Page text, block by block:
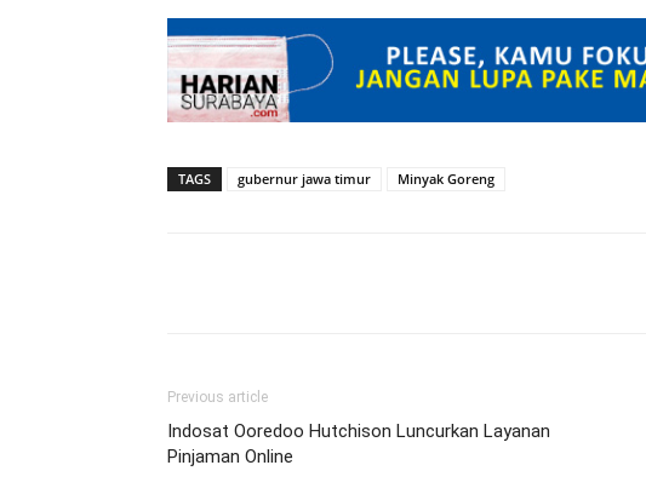
TAGS gubernur jawa timur Minyak Goreng
Previous article
Indosat Ooredoo Hutchison Luncurkan Layanan
Pinjaman Online